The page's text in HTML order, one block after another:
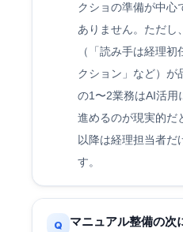
クショの準備が中心
ありません。ただし
（「読み手は経理
クション」など）が
の1〜2業務はAI活用
進めるのが現実的だ
以降は経理担当者だ
す。
Q
マニュアル整備の次